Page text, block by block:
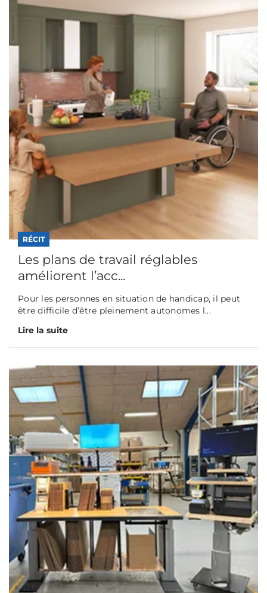
RÉCIT
Les plans de travail réglables
améliorent l’acc...
Pour les personnes en situation de handicap, il peut
être difficile d’être pleinement autonomes l...
Lire la suite